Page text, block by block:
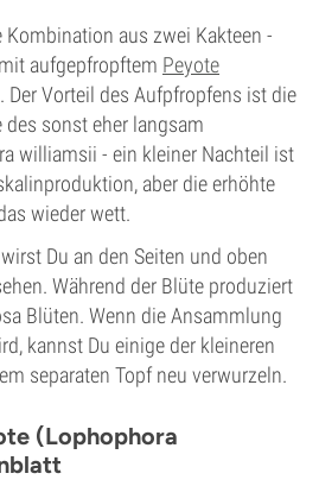
aus zwei Kakteen -
aufgepfropftem Peyote
Vorteil des Aufpfropfens ist die
sonst eher langsam
williamsii - ein kleiner Nachteil ist
aber die erhöhte
wieder wett.
Du an den Seiten und oben
Während der Blüte produziert
Blüten. Wenn die Ansammlung
kannst Du einige der kleineren
separaten Topf neu verwurzeln.
(Lophophora